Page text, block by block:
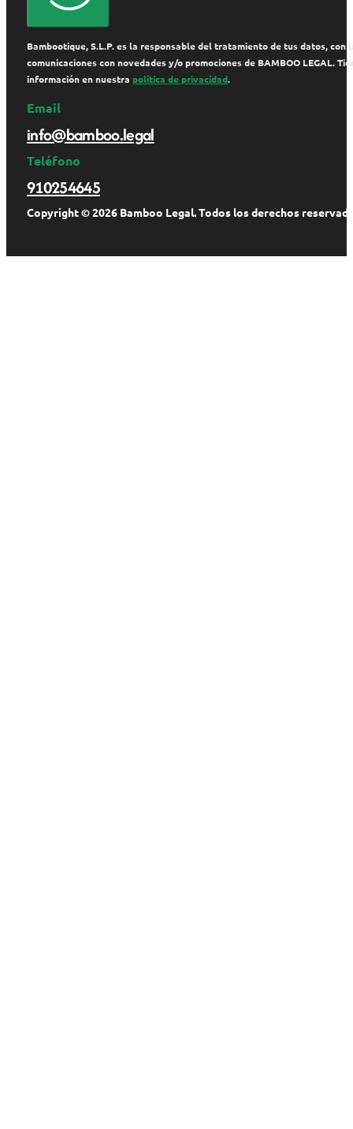
Bambootique, S.L.P. es la responsable del tratamiento de tus datos,
comunicaciones con novedades y/o promociones de BAMBOO LEGAL.
información en nuestra política de privacidad.
Email
info@bamboo.legal
Teléfono
910254645
Copyright © 2026 Bamboo Legal. Todos los derechos